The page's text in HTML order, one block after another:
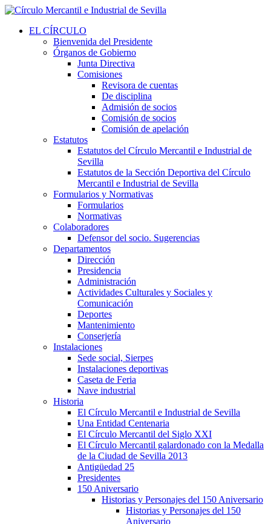
EL CÍRCULO
Bienvenida del Presidente
Órganos de Gobierno
Junta Directiva
Comisiones
Revisora de cuentas
De disciplina
Admisión de socios
Comisión de socios
Comisión de apelación
Estatutos
Estatutos del Círculo Mercantil e Industrial de
Sevilla
Estatutos de la Sección Deportiva del Círculo
Mercantil e Industrial de Sevilla
Formularios y Normativas
Formularios
Normativas
Colaboradores
Defensor del socio. Sugerencias
Departamentos
Dirección
Presidencia
Administración
Actividades Culturales y Sociales y
Comunicación
Deportes
Mantenimiento
Conserjería
Instalaciones
Sede social, Sierpes
Instalaciones deportivas
Caseta de Feria
Nave industrial
Historia
El Círculo Mercantil e Industrial de Sevilla
Una Entidad Centenaria
El Círculo Mercantil del Siglo XXI
El Círculo Mercantil galardonado con la Medalla
de la Ciudad de Sevilla 2013
Antigüedad 25
Presidentes
150 Aniversario
Historias y Personajes del 150 Aniversario
Historias y Personajes del 150
Aniversario